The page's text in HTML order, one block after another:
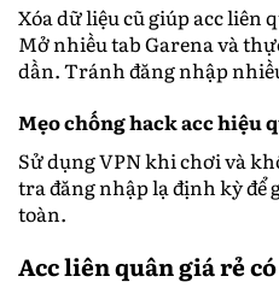
Xóa dữ liệu cũ giúp acc liên
Mở nhiều tab Garena và
dần. Tránh đăng nhập
Mẹo chống hack acc hiệu
Sử dụng VPN khi chơi và
tra đăng nhập lạ định kỳ để
toàn.
Acc liên quân giá rẻ